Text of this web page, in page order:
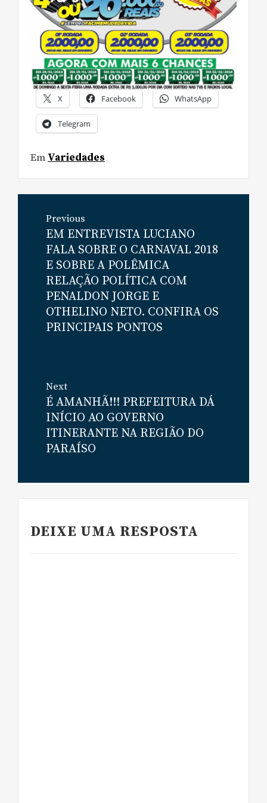
X Facebook WhatsApp
Telegram
Em Variedades
Post
Previous
Previous
post:
EM ENTREVISTA LUCIANO
FALA SOBRE O CARNAVAL 2018
E SOBRE A POLÊMICA
RELAÇÃO POLÍTICA COM
PENALDON JORGE E
OTHELINO NETO. CONFIRA OS
PRINCIPAIS PONTOS
Next
Next
post:
É AMANHÃ!!! PREFEITURA DÁ
INÍCIO AO GOVERNO
ITINERANTE NA REGIÃO DO
PARAÍSO
DEIXE UMA RESPOSTA